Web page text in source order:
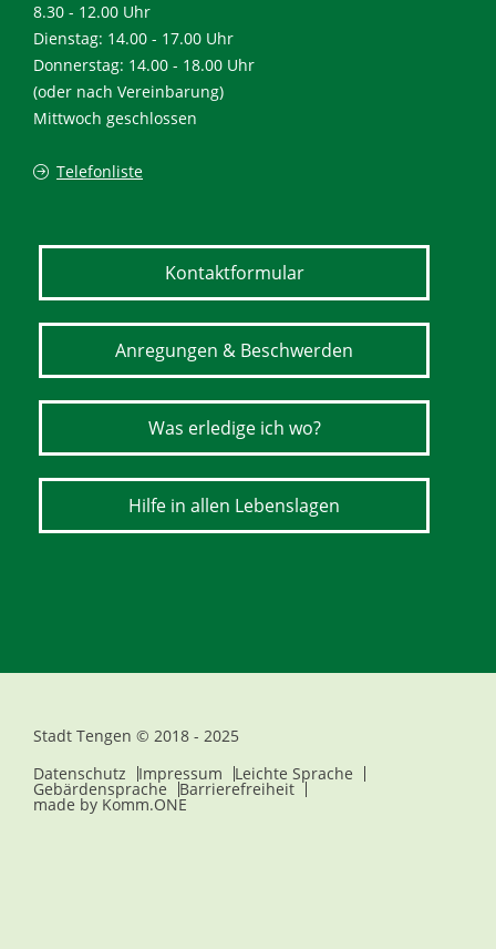
8.30 - 12.00 Uhr
Dienstag: 14.00 - 17.00 Uhr
Donnerstag: 14.00 - 18.00 Uhr
(oder nach Vereinbarung)
Mittwoch geschlossen
Telefonliste
Kontaktformular
Anregungen & Beschwerden
Was erledige ich wo?
Hilfe in allen Lebenslagen
Stadt Tengen © 2018 - 2025
Datenschutz
Impressum Leichte Sprache
Gebärdensprache Barrierefreiheit
made by Komm.ONE